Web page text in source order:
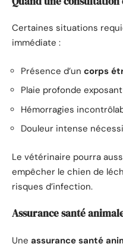
Certaines situations
immédiate :
Présence d’un corps
Plaie profonde
Hémorragies
Douleur intense
Le vétérinaire pourra
empêcher le chien de
risques d’infection.
Assurance santé
Une assurance santé